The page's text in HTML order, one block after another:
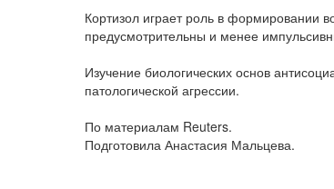
Кортизол играет роль в формировании
предусмотрительны и менее
Изучение биологических основ
патологической агрессии.
По материалам Reuters.
Подготовила Анастасия Мальцева.